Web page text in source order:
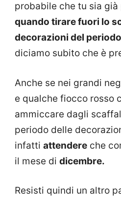
probabile che tu sia già
quando tirare fuori lo
decorazioni del
diciamo subito che è
Anche se nei grandi
e qualche fiocco rosso
ammiccare dagli
periodo delle
infatti attendere che
il mese di dicembre.
Resisti quindi un altro